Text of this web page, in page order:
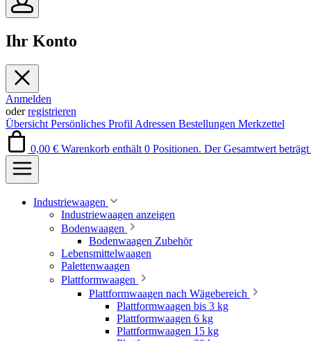
Ihr Konto
Anmelden
oderregistrieren
Übersicht Persönliches Profil Adressen Bestellungen Merkzettel
0,00 € Warenkorb enthält 0 Positionen. Der Gesamtwert
Industriewaagen
Industriewaagen anzeigen
Bodenwaagen
Bodenwaagen Zubehör
Lebensmittelwaagen
Palettenwaagen
Plattformwaagen
Plattformwaagen nach Wägebereich
Plattformwaagen bis 3 kg
Plattformwaagen 6 kg
Plattformwaagen 15 kg